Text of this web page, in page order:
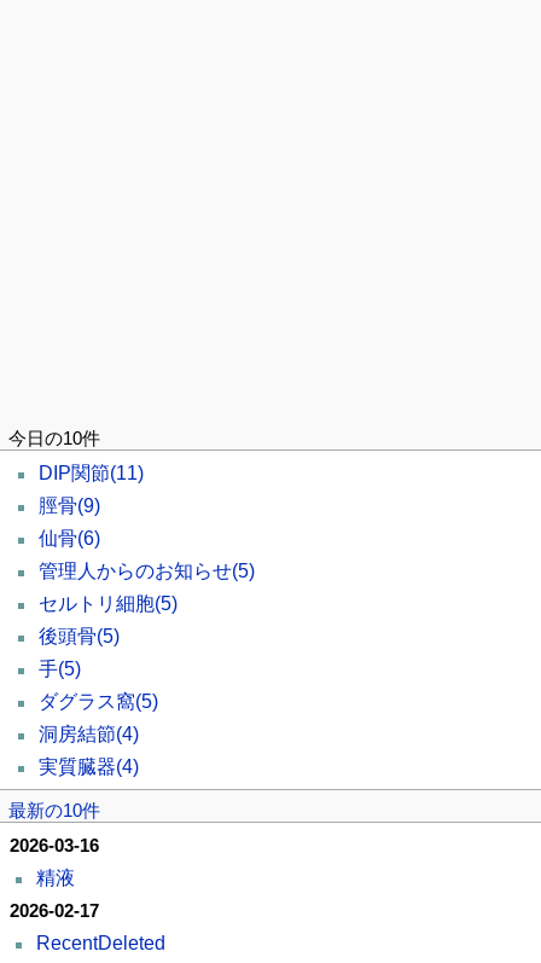
今日の10件
DIP関節(11)
脛骨(9)
仙骨(6)
管理人からのお知らせ(5)
セルトリ細胞(5)
後頭骨(5)
手(5)
ダグラス窩(5)
洞房結節(4)
実質臓器(4)
最新の10件
2026-03-16
精液
2026-02-17
RecentDeleted